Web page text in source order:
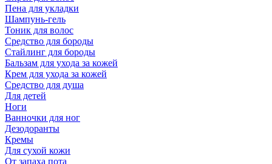
Пена для укладки
Шампунь-гель
Тоник для волос
Средство для бороды
Стайлинг для бороды
Бальзам для ухода за кожей
Крем для ухода за кожей
Средство для душа
Для детей
Ноги
Ванночки для ног
Дезодоранты
Кремы
Для сухой кожи
От запаха пота